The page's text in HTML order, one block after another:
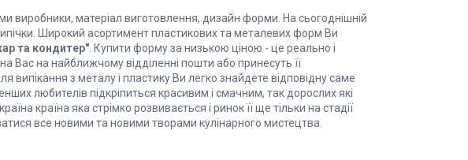
виробники, матеріал виготовлення, дизайн форми. На сьогоднішній
Широкий асортимент пластикових та металевих форм Ви
та кондитер" . Купити форму за низькою ціною - це реально і
Вас на найближчому відділенні пошти або принесуть її
з металу і пластику Ви легко знайдете відповідну саме
любителів підкріпиться красивим і смачним, так дорослих які
країна яка стрімко розвивається і ринок її ще тільки на стадії
все новими та новими творами кулінарного мистецтва.